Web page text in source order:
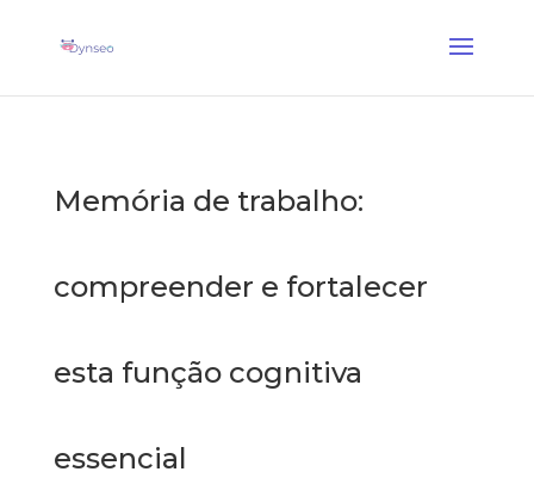
Memória de trabalho:
compreender e fortalecer
esta função cognitiva
essencial